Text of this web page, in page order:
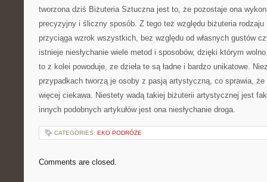
tworzona dziś Biżuteria Sztuczna jest to, że pozostaje ona
precyzyjny i śliczny sposób. Z tego też względu biżuteria rodzaju
przyciąga wzrok wszystkich, bez względu od własnych gustów
istnieje niesłychanie wiele metod i sposobów, dzięki którym
to z kolei powoduje, ze dzieła te są ładne i bardzo unikatowe.
przypadkach tworzą je osoby z pasją artystyczną, co sprawia,
więcej ciekawa. Niestety wadą takiej biżuterii artystycznej jest
innych podobnych artykułów jest ona niesłychanie droga.
CATEGORIES: EKO PODRÓŻE
Comments are closed.